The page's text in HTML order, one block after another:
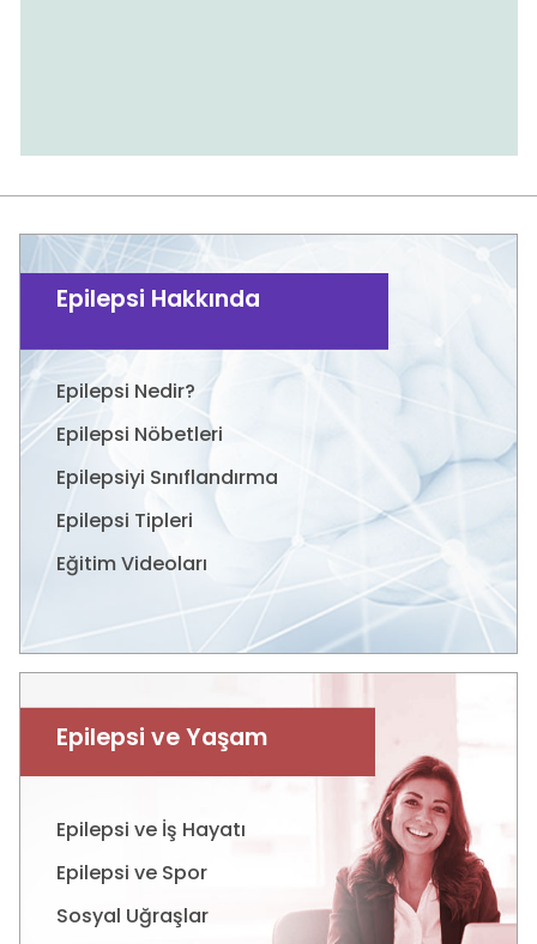
Epilepsi Hakkında
Epilepsi Nedir?
Epilepsi Nöbetleri
Epilepsiyi Sınıflandırma
Epilepsi Tipleri
Eğitim Videoları
Epilepsi ve Yaşam
Epilepsi ve İş Hayatı
Epilepsi ve Spor
Sosyal Uğraşlar